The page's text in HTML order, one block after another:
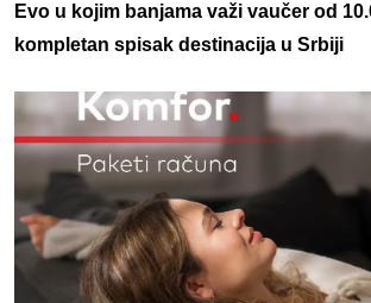
Evo u kojim banjama važi vaučer od
kompletan spisak destinacija u Srbiji